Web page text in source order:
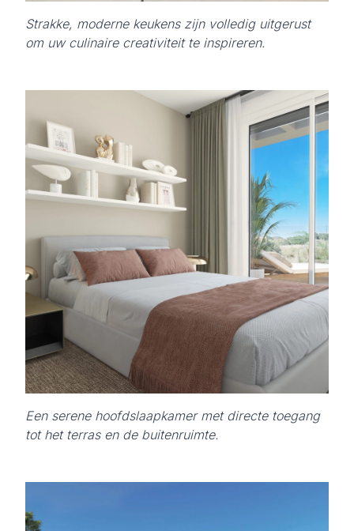
Strakke, moderne keukens zijn volledig uitgerust
om uw culinaire creativiteit te inspireren.
Een serene hoofdslaapkamer met directe toegang
tot het terras en de buitenruimte.